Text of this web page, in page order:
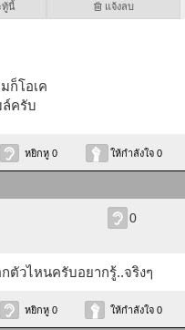
ทู้นี้ แจ้งลบ
ก็โอเค
ล์ครับ
หยิกหู 0 ให้กำลังใจ 0
0
ตัวไหนครับอยากรู้..จริงๆ
หยิกหู 0 ให้กำลังใจ 0